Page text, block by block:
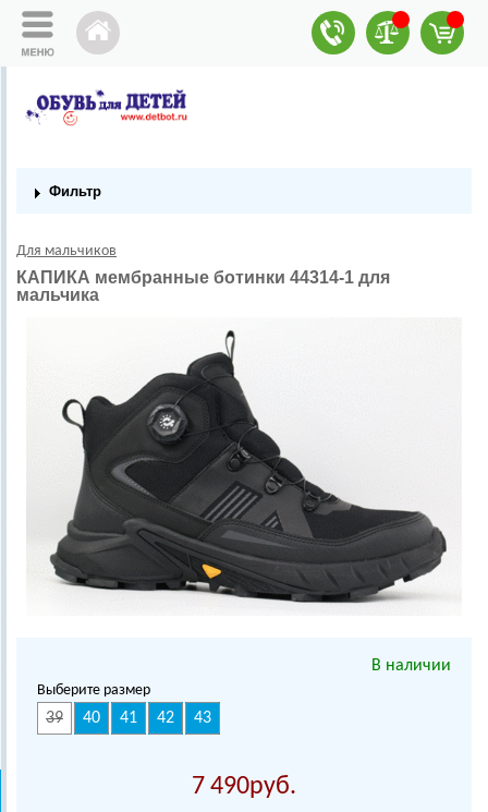
Фильтр
Для мальчиков
КАПИКА мембранные ботинки 44314-1 для
мальчика
В наличии
Выберите размер
39 40 41 42 43
7 490